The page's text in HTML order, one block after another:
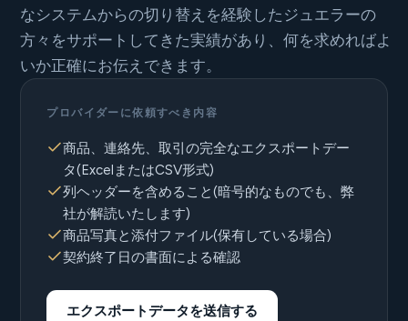
なシステムからの切り替えを経験したジュエラーの
方々をサポートしてきた実績があり、何を求めればよ
いか正確にお伝えできます。
プロバイダーに依頼すべき内容
商品、連絡先、取引の完全なエクスポートデー
タ(ExcelまたはCSV形式)
列ヘッダーを含めること(暗号的なものでも、弊
社が解読いたします)
商品写真と添付ファイル(保有している場合)
契約終了日の書面による確認
エクスポートデータを送信する